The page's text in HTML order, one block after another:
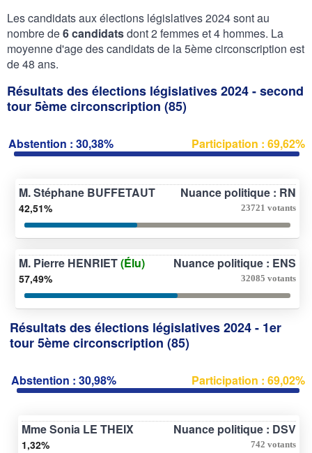
Les candidats aux élections législatives 2024 sont au
nombre de6 candidatsdont 2 femmes et 4 hommes. La
moyenne d'age des candidats de la 5ème circonscription est
de 48 ans.
Résultats des élections législatives 2024 - second
tour 5ème circonscription (85)
Abstention : 30,38% Participation : 69,62%
M. Stéphane BUFFETAUT Nuance politique : RN
42,51% 23721 votants
M. Pierre HENRIET(Élu) Nuance politique : ENS
57,49% 32085 votants
Résultats des élections législatives 2024 - 1er
tour 5ème circonscription (85)
Abstention : 30,98% Participation : 69,02%
Mme Sonia LE THEIX Nuance politique : DSV
1,32% 742 votants